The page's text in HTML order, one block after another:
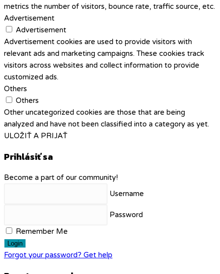
metrics the number of visitors, bounce rate, traffic source, etc.
Advertisement
Advertisement
Advertisement cookies are used to provide visitors with
relevant ads and marketing campaigns. These cookies track
visitors across websites and collect information to provide
customized ads.
Others
Others
Other uncategorized cookies are those that are being
analyzed and have not been classified into a category as yet.
ULOŽIŤ A PRIJAŤ
Prihlásiť sa
Become a part of our community!
Username
Password
Remember Me
Login
Forgot your password? Get help